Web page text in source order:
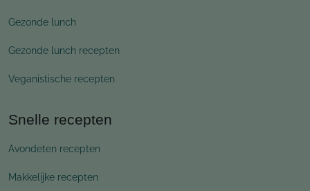
Gezonde lunch
Gezonde lunch recepten
Veganistische recepten
Snelle recepten
Avondeten recepten
Makkelijke recepten